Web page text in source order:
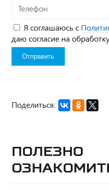
Телефон
Я соглашаюсь с
даю согласие на
Поделиться:
Полезно